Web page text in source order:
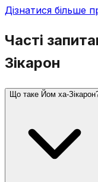
Дізнатися більше
Часті
Зікарон
Що таке Йом ха-